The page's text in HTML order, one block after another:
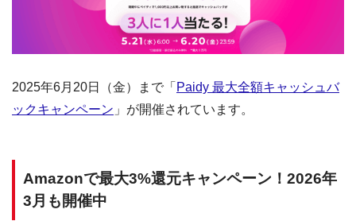
2025年6月20日（金）まで「 Paidy 最大全額キャッシュバ
ックキャンペーン 」が開催されています。
Amazonで最大3%還元キャンペーン！2026年
3月も開催中